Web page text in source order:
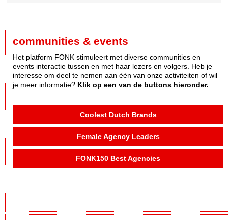
communities & events
Het platform FONK stimuleert met diverse communities en
events interactie tussen en met haar lezers en volgers. Heb je
interesse om deel te nemen aan één van onze activiteiten of wil
je meer informatie? Klik op een van de buttons hieronder.
Coolest Dutch Brands
Female Agency Leaders
FONK150 Best Agencies